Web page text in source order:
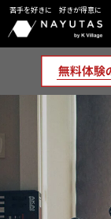
苦手を好きに 好きが得意に